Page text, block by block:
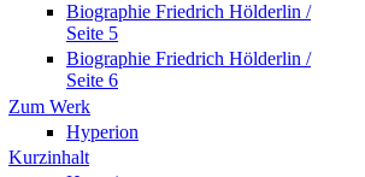
Biographie Friedrich Hölderlin /
Seite 5
Biographie Friedrich Hölderlin /
Seite 6
Zum Werk
Hyperion
Kurzinhalt